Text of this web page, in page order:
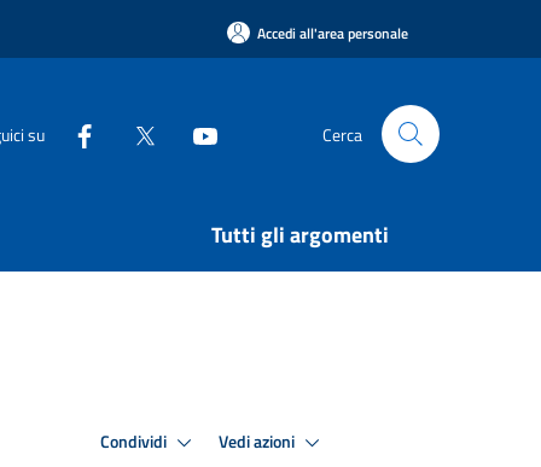
Accedi all'area personale
su Cerca
Tutti gli argomenti
Condividi Vedi azioni